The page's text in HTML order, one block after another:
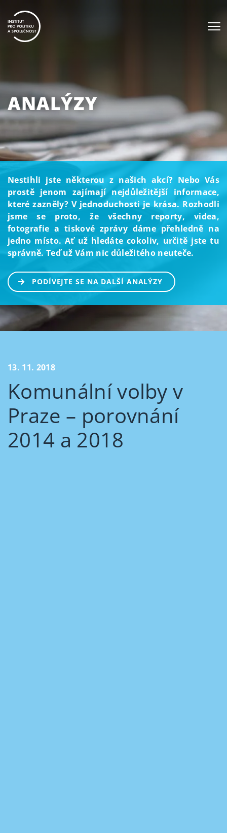
ANALÝZY
Nestihli jste některou z našich akcí? Nebo Vás
prostě jenom zajímají nejdůležitější informace,
které zazněly? V jednoduchosti je krása. Rozhodli
jsme se proto, že všechny reporty, videa,
fotografie a tiskové zprávy dáme přehledně na
jedno místo. Ať už hledáte cokoliv, určitě jste tu
správně. Teď už Vám nic důležitého neuteče.
PODÍVEJTE SE NA DALŠÍ ANALÝZY
13. 11. 2018
Komunální volby v
Praze – porovnání
2014 a 2018